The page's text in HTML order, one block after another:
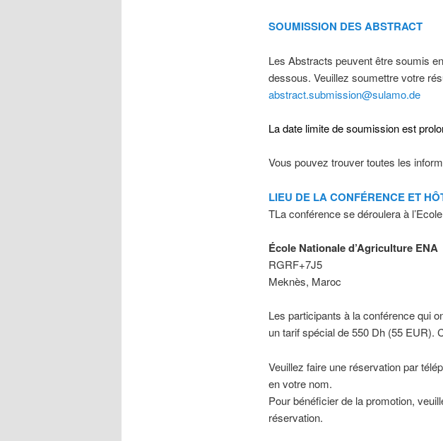
SOUMISSION DES ABSTRACT
Les Abstracts peuvent être soumis
dessous. Veuillez soumettre votre
abstract.submission@sulamo.de
La date limite de soumission est
Vous pouvez trouver toutes les
LIEU DE LA CONFÉRENCE ET
TLa conférence se déroulera à
École Nationale d’Agriculture ENA
RGRF+7J5
Meknès, Maroc
Les participants à la conférence qui
un tarif spécial de 550 Dh (55 EUR).
Veuillez faire une réservation par
en votre nom.
Pour bénéficier de la promotion,
réservation.